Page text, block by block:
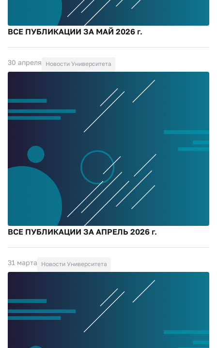
ВСЕ ПУБЛИКАЦИИ ЗА МАЙ 2026 г.
30 апреля Новости Университета
ВСЕ ПУБЛИКАЦИИ ЗА АПРЕЛЬ 2026 г.
31 марта Новости Университета